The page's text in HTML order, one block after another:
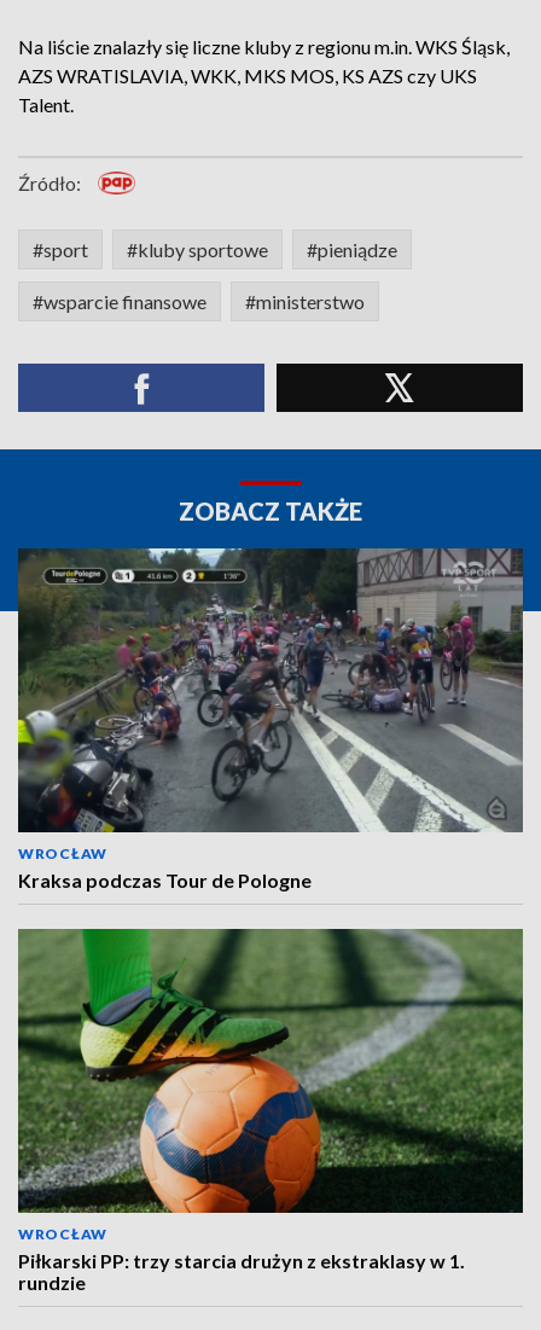
Na liście znalazły się liczne kluby z regionu m.in. WKS Śląsk,
AZS WRATISLAVIA, WKK, MKS MOS, KS AZS czy UKS
Talent.
Źródło:
#sport #kluby sportowe #pieniądze
#wsparcie finansowe #ministerstwo
ZOBACZ TAKŻE
WROCŁAW
Kraksa podczas Tour de Pologne
WROCŁAW
Piłkarski PP: trzy starcia drużyn z ekstraklasy w 1.
rundzie